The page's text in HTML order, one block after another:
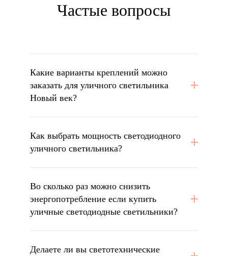
Частые вопросы
Какие варианты креплений можно
заказать для уличного светильника
Новый век?
Как выбрать мощность светодиодного
уличного светильника?
Во сколько раз можно снизить
энергопотребление если купить
уличные светодиодные светильники?
Делаете ли вы светотехнические